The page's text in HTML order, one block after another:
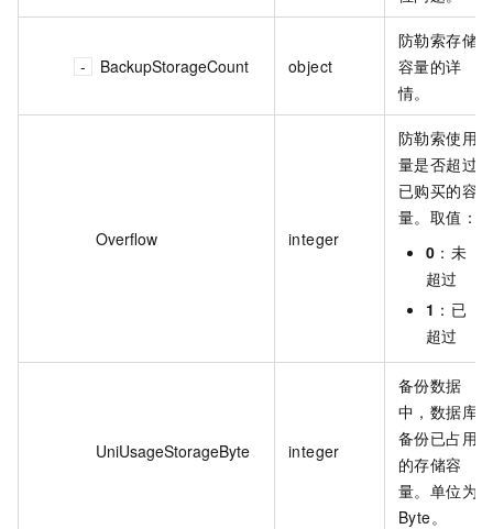
BackupStorageCount object
防勒索存储
容量的详
情。
Overflow integer
防勒索使用
量是否超过
已购买的容
量。取值：
0 ：未
超过
1 ：已
超过
UniUsageStorageByte integer
备份数据
中，数据库
备份已占用
的存储容
量。单位为
Byte。